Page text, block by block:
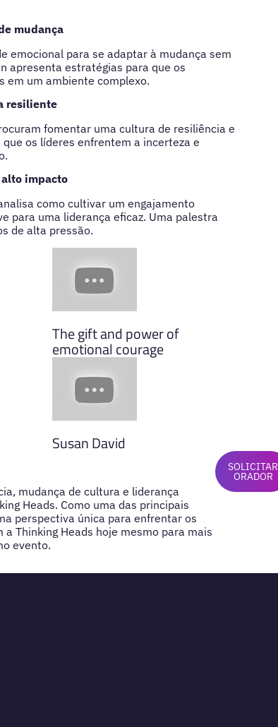
mudança
emocional para se adaptar à mudança sem
apresenta estratégias para que os
em um ambiente complexo.
resiliente
fomentar uma cultura de resiliência e
os líderes enfrentem a incerteza e
impacto
como cultivar um engajamento
para uma liderança eficaz. Uma palestra
de alta pressão.
The gift and power of
emotional courage
Susan David
mudança de cultura e liderança
Heads. Como uma das principais
perspectiva única para enfrentar os
Thinking Heads hoje mesmo para mais
evento.
SOLICITAR
ORADOR